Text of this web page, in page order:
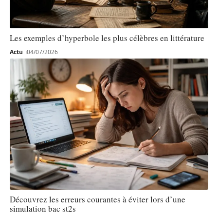
Les exemples d’hyperbole les plus célèbres en littérature
Actu 04/07/2026
Découvrez les erreurs courantes à éviter lors d’une
simulation bac st2s